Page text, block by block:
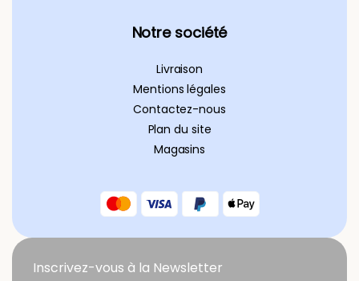
Notre société
Livraison
Mentions légales
Contactez-nous
Plan du site
Magasins
Inscrivez-vous à la Newsletter